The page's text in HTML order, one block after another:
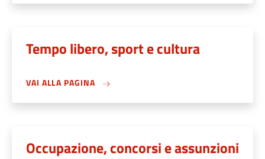
Tempo libero, sport e cultura
VAI ALLA PAGINA
Occupazione, concorsi e assunzioni